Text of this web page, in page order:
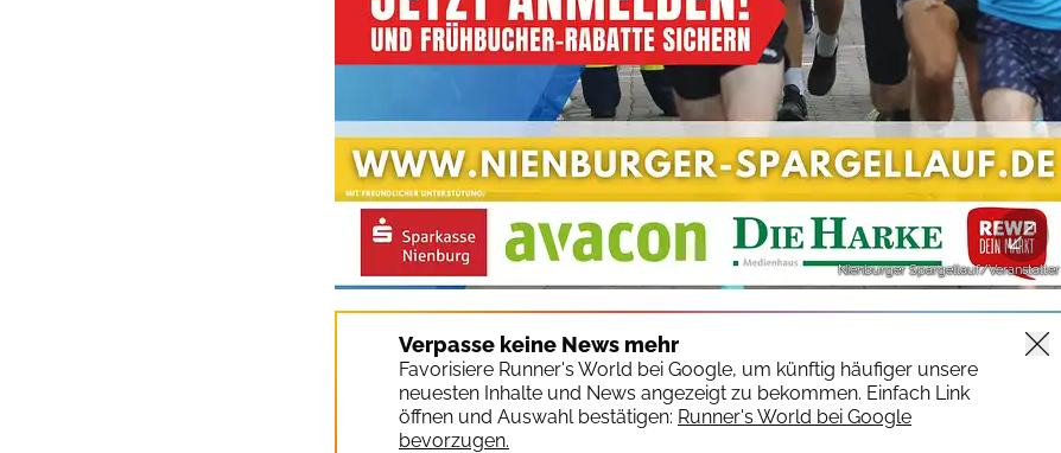
Nienburger Spargellauf/Veranstalter
Verpasse keine News mehr
Favorisiere Runner's World bei Google, um künftig häufiger unsere
neuesten Inhalte und News angezeigt zu bekommen. Einfach Link
öffnen und Auswahl bestätigen: Runner's World bei Google
bevorzugen.